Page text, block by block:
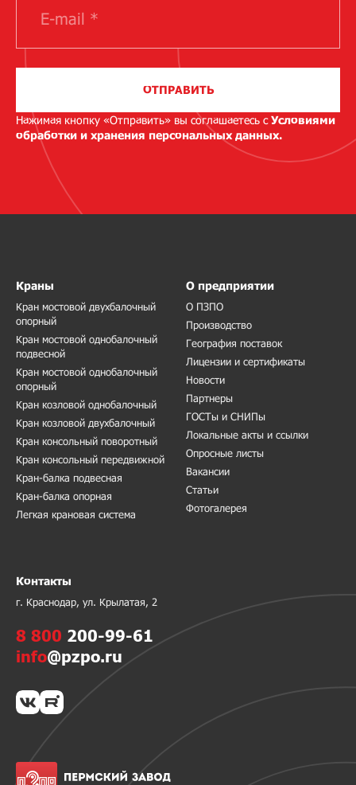
ОТПРАВИТЬ
Нажимая кнопку «Отправить» вы соглашаетесь сУсловиями
обработки и хранения персональных данных.
Краны
Кран мостовой двухбалочный
опорный
Кран мостовой однобалочный
подвесной
Кран мостовой однобалочный
опорный
Кран козловой однобалочный
Кран козловой двухбалочный
Кран консольный поворотный
Кран консольный передвижной
Кран-балка подвесная
Кран-балка опорная
Легкая крановая система
О предприятии
О ПЗПО
Производство
География поставок
Лицензии и сертификаты
Новости
Партнеры
ГОСТы и СНИПы
Локальные акты и ссылки
Опросные листы
Вакансии
Статьи
Фотогалерея
Контакты
г. Краснодар, ул. Крылатая, 2
8 800 200-99-61
info@pzpo.ru